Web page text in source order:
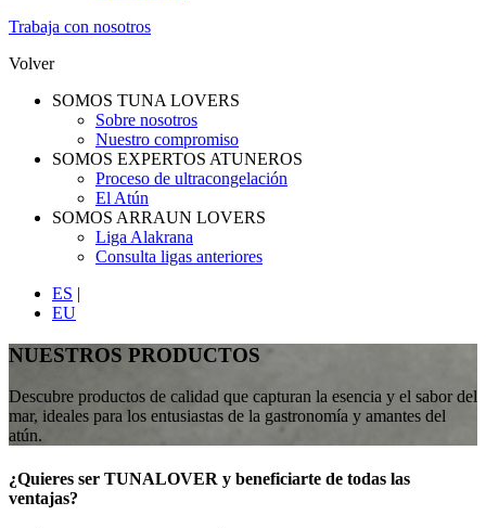
Trabaja con nosotros
Volver
SOMOS TUNA LOVERS
Sobre nosotros
Nuestro compromiso
SOMOS EXPERTOS ATUNEROS
Proceso de ultracongelación
El Atún
SOMOS ARRAUN LOVERS
Liga Alakrana
Consulta ligas anteriores
ES |
EU
NUESTROS PRODUCTOS
Descubre productos de calidad que capturan la esencia y el sabor del
mar, ideales para los entusiastas de la gastronomía y amantes del
atún.
¿Quieres ser TUNALOVER y beneficiarte de todas las
ventajas?